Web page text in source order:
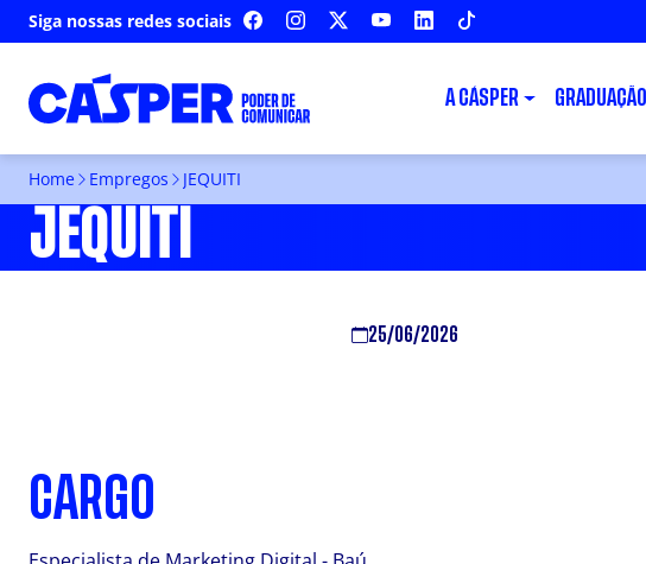
Siga nossas redes sociais FACEBOOKINSTAGRAM YOUTUBELINKEDIN
A CÁSPER GRADUAÇÃO
Home Empregos JEQUITI
JEQUITI
25/06/2026
CARGO